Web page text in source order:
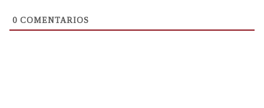
0 COMENTARIOS